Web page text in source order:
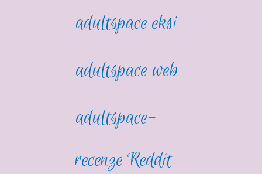
adultspace eksi
adultspace web
adultspace-
recenze Reddit